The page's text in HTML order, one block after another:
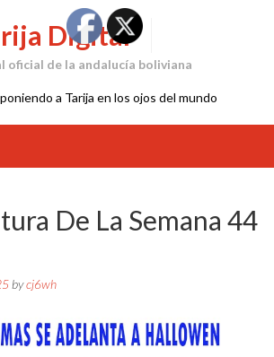
Digital
oficial de la andalucía boliviana
a Tarija en los ojos del mundo
De La Semana 44
bycj6wh